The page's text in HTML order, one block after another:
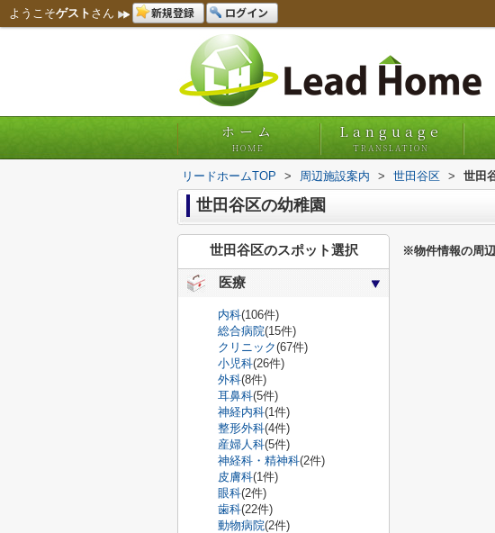
ようこそゲスト さん 新規登録 ログイン
ホーム
HOME
Language
TRANSLATION
リードホームTOP > 周辺施設案内 > 世田谷区 > 世田
世田谷区の幼稚園
※物件情報の周
世田谷区のスポット選択
医療
内科(106件)
総合病院(15件)
クリニック(67件)
小児科(26件)
外科(8件)
耳鼻科(5件)
神経内科(1件)
整形外科(4件)
産婦人科(5件)
神経科・精神科(2件)
皮膚科(1件)
眼科(2件)
歯科(22件)
動物病院(2件)